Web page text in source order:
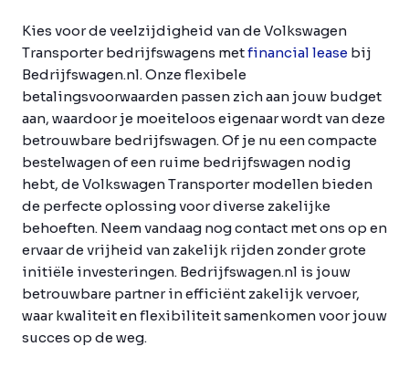
Kies voor de veelzijdigheid van de Volkswagen
Transporter bedrijfswagens metfinancial lease bij
Bedrijfswagen.nl. Onze flexibele
betalingsvoorwaarden passen zich aan jouw budget
aan, waardoor je moeiteloos eigenaar wordt van deze
betrouwbare bedrijfswagen. Of je nu een compacte
bestelwagen of een ruime bedrijfswagen nodig
hebt, de Volkswagen Transporter modellen bieden
de perfecte oplossing voor diverse zakelijke
behoeften. Neem vandaag nog contact met ons op en
ervaar de vrijheid van zakelijk rijden zonder grote
initiële investeringen. Bedrijfswagen.nl is jouw
betrouwbare partner in efficiënt zakelijk vervoer,
waar kwaliteit en flexibiliteit samenkomen voor jouw
succes op de weg.